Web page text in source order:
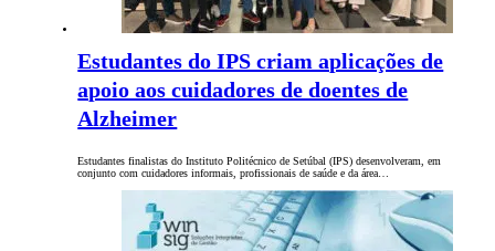
Estudantes do IPS criam aplicações de
apoio aos cuidadores de doentes de
Alzheimer
Estudantes finalistas do Instituto Politécnico de Setúbal (IPS) desenvolveram, em
conjunto com cuidadores informais, profissionais de saúde e da área…